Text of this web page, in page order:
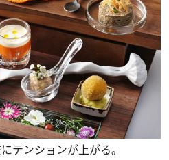
テンションが上がる。